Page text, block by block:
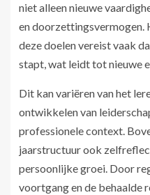
niet alleen nieuwe
en doorzettingsvermogen.
deze doelen vereist vaak
stapt, wat leidt tot nieuwe
Dit kan variëren van het
ontwikkelen van
professionele context.
jaarstructuur ook
persoonlijke groei. Door
voortgang en de behaalde